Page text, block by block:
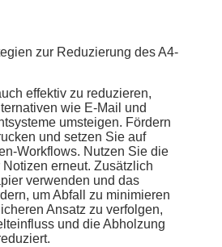
zur Reduzierung des A4-
effektiv zu reduzieren,
wie E-Mail und
umsteigen. Fördern
und setzen Sie auf
Workflows. Nutzen Sie die
erneut. Zusätzlich
verwenden und das
um Abfall zu minimieren
Ansatz zu verfolgen,
und die Abholzung